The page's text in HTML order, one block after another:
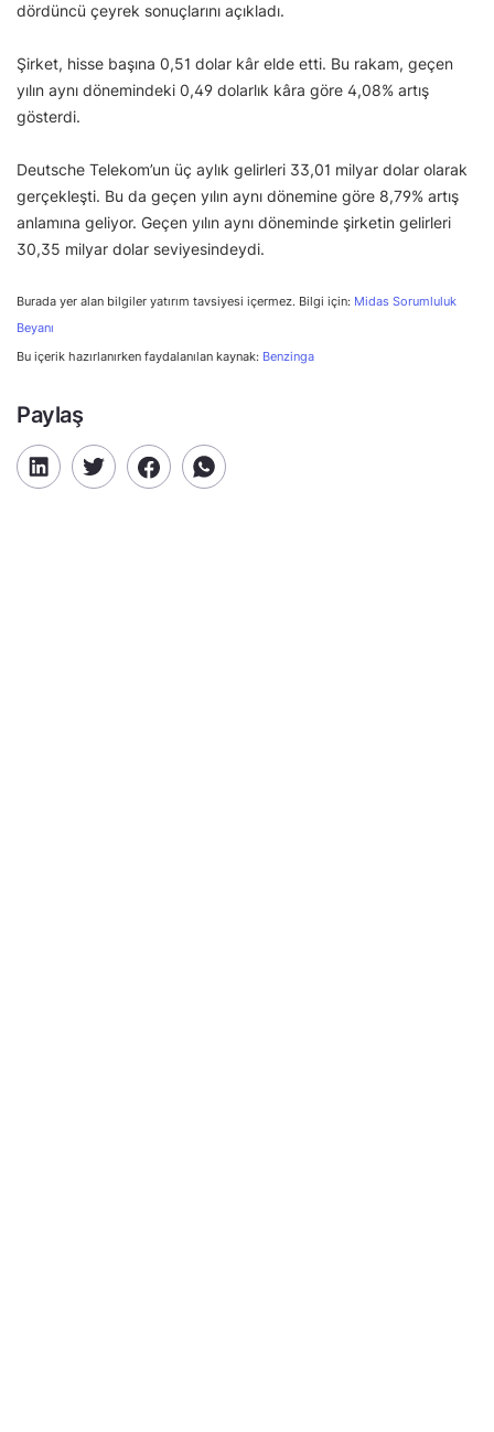
dördüncü çeyrek sonuçlarını açıkladı.
Şirket, hisse başına 0,51 dolar kâr elde etti. Bu rakam, geçen
yılın aynı dönemindeki 0,49 dolarlık kâra göre 4,08% artış
gösterdi.
Deutsche Telekom’un üç aylık gelirleri 33,01 milyar dolar olarak
gerçekleşti. Bu da geçen yılın aynı dönemine göre 8,79% artış
anlamına geliyor. Geçen yılın aynı döneminde şirketin gelirleri
30,35 milyar dolar seviyesindeydi.
Burada yer alan bilgiler yatırım tavsiyesi içermez. Bilgi için: Midas Sorumluluk
Beyanı
Bu içerik hazırlanırken faydalanılan kaynak: Benzinga
Paylaş